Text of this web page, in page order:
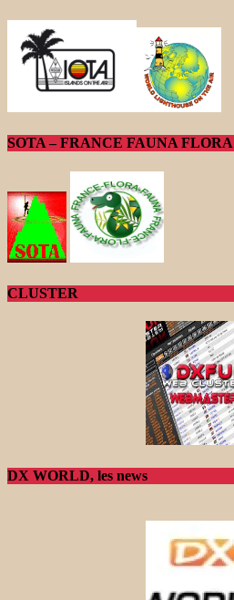
SOTA – FRANCE FAUNA FLORA
CLUSTER
DX WORLD, les news